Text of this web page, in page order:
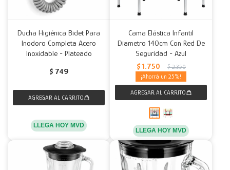
Ducha Higiénica Bidet Para
Inodoro Completa Acero
Inoxidable - Plateado
$ 749
LLEGA HOY MVD
Cama Elástica Infantil
Diametro 140cm Con Red De
Seguridad - Azul
$ 1.750 $ 2.350
25
LLEGA HOY MVD